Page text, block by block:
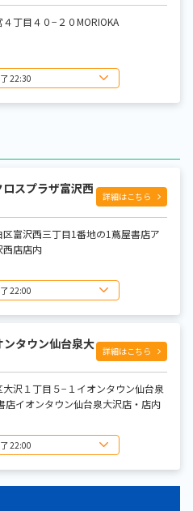
丁目４０−２０MORIOKA
営業終了 22:30
8:00～22:30
8:00～22:30
スプラザ富沢西
詳細はこちら
富沢西三丁目1番地の1蔦屋書店ア
西店店内
営業終了 22:00
8:00～22:00
9:00～22:00
8:00～22:00
タウン仙台泉大
詳細はこちら
沢１丁目５−１イオンタウン仙台泉
店イオンタウン仙台泉大沢店・店内
営業終了 22:00
8:00～22:00
9:00～22:00